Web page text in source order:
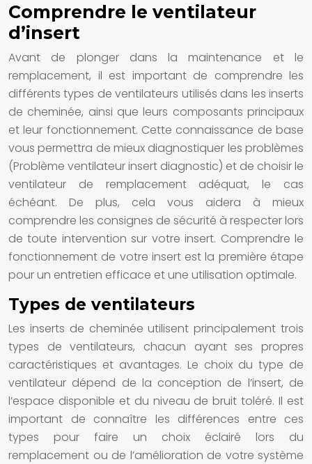
Comprendre le ventilateur
d’insert
Avant de plonger dans la maintenance et le
remplacement, il est important de comprendre les
différents types de ventilateurs utilisés dans les inserts
de cheminée, ainsi que leurs composants principaux
et leur fonctionnement. Cette connaissance de base
vous permettra de mieux diagnostiquer les problèmes
(Problème ventilateur insert diagnostic) et de choisir le
ventilateur de remplacement adéquat, le cas
échéant. De plus, cela vous aidera à mieux
comprendre les consignes de sécurité à respecter lors
de toute intervention sur votre insert. Comprendre le
fonctionnement de votre insert est la première étape
pour un entretien efficace et une utilisation optimale.
Types de ventilateurs
Les inserts de cheminée utilisent principalement trois
types de ventilateurs, chacun ayant ses propres
caractéristiques et avantages. Le choix du type de
ventilateur dépend de la conception de l’insert, de
l’espace disponible et du niveau de bruit toléré. Il est
important de connaître les différences entre ces
types pour faire un choix éclairé lors du
remplacement ou de l’amélioration de votre système